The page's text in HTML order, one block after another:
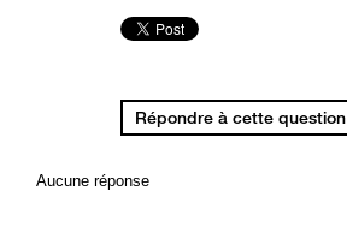
Répondre à cette question
Aucune réponse